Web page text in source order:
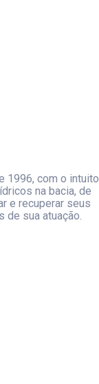
1996, com o intuito
na bacia, de
e recuperar seus
de sua atuação.